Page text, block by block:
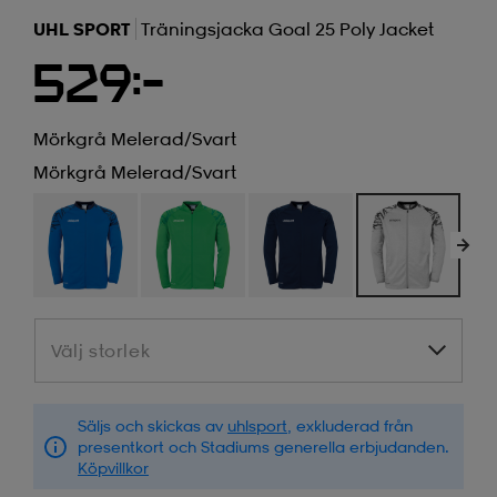
UHL SPORT Träningsjacka Goal 25 Poly Jacket
529:-
Mörkgrå Melerad/svart
Mörkgrå Melerad/svart
Välj storlek
Välj storlek
Säljs och skickas av uhlsport , exkluderad från
presentkort och Stadiums generella erbjudanden.
Köpvillkor